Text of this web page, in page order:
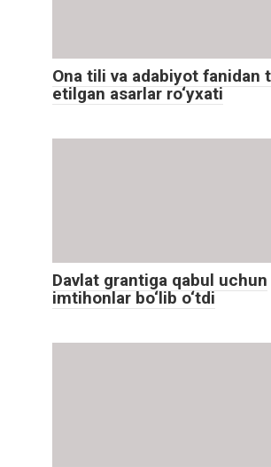
Ona tili va adabiyot fanidan
etilgan asarlar ro‘yxati
Davlat grantiga qabul uchun
imtihonlar bo‘lib o‘tdi